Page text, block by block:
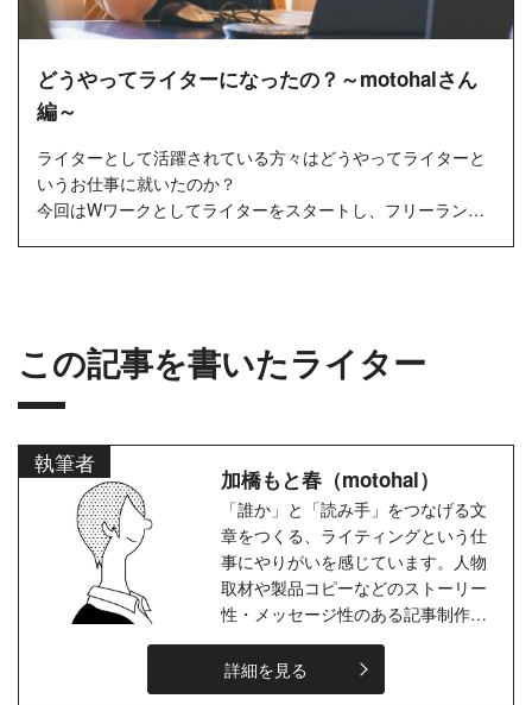
どうやってライターになったの？～motohalさん
編～
ライターとして活躍されている方々はどうやってライターと
いうお仕事に就いたのか？
今回はWワークとしてライターをスタートし、フリーランス
この記事を書いたライター
執筆者
加橋もと春（motohal）
「誰か」と「読み手」をつなげる文
章をつくる、ライティングという仕
事にやりがいを感じています。人物
取材や製品コピーなどのストーリー
性・メッセージ性のある記事制作、
FP等のマネー系資格を活かしたSEO
ライティングなどが得意です。現在
はフ...
詳細を見る